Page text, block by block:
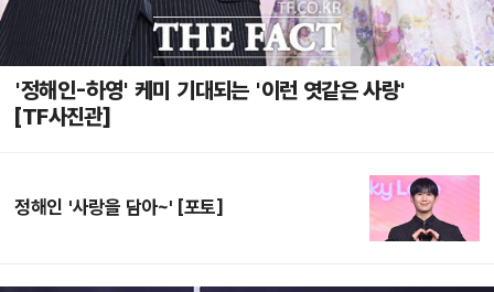
'정해인-하영' 케미 기대되는 '이런 엿같은 사랑'
[TF사진관]
정해인 '사랑을 담아~' [포토]